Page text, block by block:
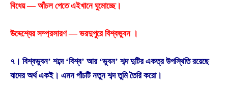
বিধেয় — আঁচল পেতে এইখানে ঘুমােচ্ছে।
উদ্দেশ্যের সম্প্রসারণ — ভরদুপুরে বিশ্বভুবন ।
৭। বিশ্বভুবন’ শব্দে ‘বিশ্ব’ আর ‘ভুবন’ শব্দ দুটির একত্র উপস্থিতি রয়েছে
যাদের অর্থ একই। এমন পাঁচটি নতুন শব্দ তুমি তৈরি করাে।